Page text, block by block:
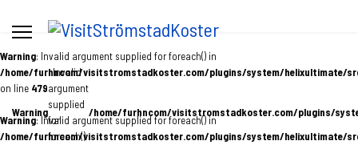
Warning
: Invalid
argument
supplied
for
foreach()
/home/furhncom/visitstromstadkoster.com/plugins/
Warning: Invalid argument supplied for foreach() in
/home/furhncom/visitstromstadkoster.com/plugins/system/helixultimate/
on line 479
Warning: Invalid argument supplied for foreach() in
/home/furhncom/visitstromstadkoster.com/plugins/system/helixultimate/